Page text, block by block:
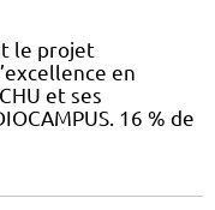
le projet
en
et ses
16 % de